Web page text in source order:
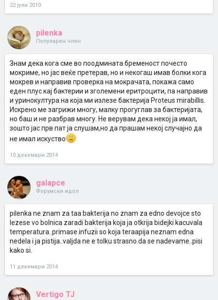
22 јули 2010
pilenka
Популарен член
Знам дека кога сме во поодмината бременост почесто
мокриме, но јас веќе претерав, но и некогаш имав болки кога
мокрев и направив проверка на мокрачата, покажа само
еден плус кај бактерии и зголемени еритроцити, па направив
и уринокултура на која ми излезе бактерија Proteus mirabillis.
Искрено ме загрижи многу, малку прогуглав за бактеријата,
но баш и не разбрав многу. Не верувам дека некој ја имал,
зошто јас прв пат ја слушам,но да прашам некој случајно да
не имал искуство
10 декември 2014
galapce
Форумски идол
pilenka ne znam za taa bakterija no znam za edno devojce sto
lezese vo bolnica zaradi bakterija koja ja otkrija bidejki kacuvala
temperatura..primase infuzii so koja teraapija neznam edna
nedela i ja pistija..valjda ne e tolku strasno.da se nadevame..pisi
kako si.
11 декември 2014
Vertigo TJ